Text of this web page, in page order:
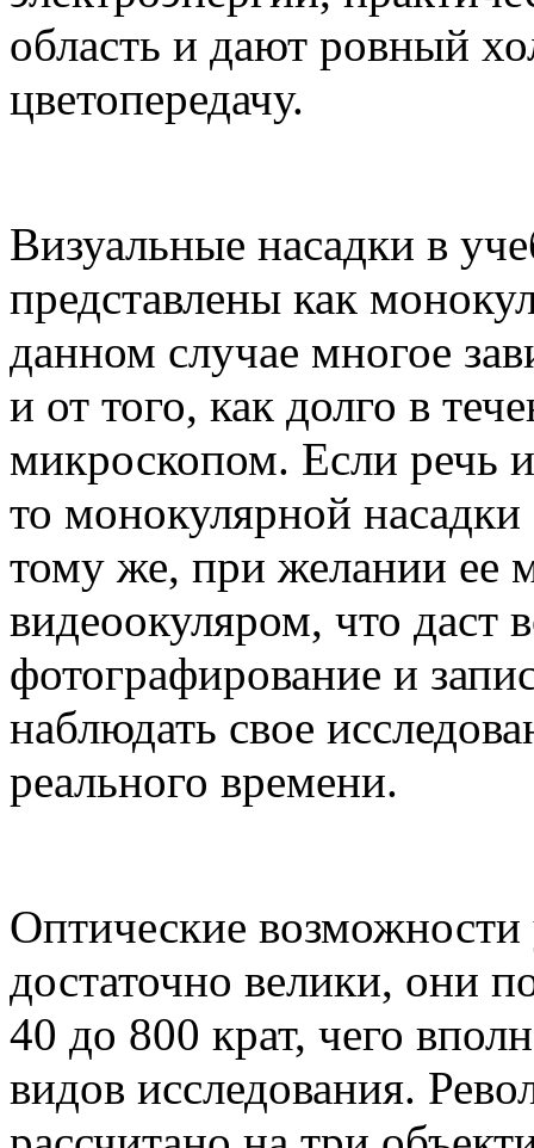
область и дают ровный
цветопередачу.
Визуальные насадки в
представлены как
данном случае многое
и от того, как долго в
микроскопом. Если речь
то монокулярной
тому же, при желании ее
видеоокуляром, что даст
фотографирование и
наблюдать свое
реального времени.
Оптические
достаточно велики, они
40 до 800 крат, чего
видов исследования.